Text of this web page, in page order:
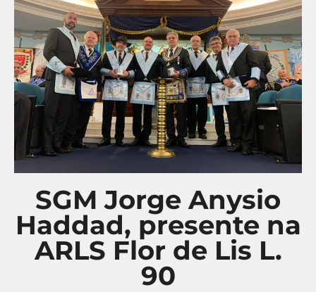
SGM Jorge Anysio
Haddad, presente na
ARLS Flor de Lis L.
90